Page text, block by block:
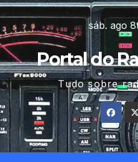
Skip
to
content
sáb. ago
Portal do
Tudo sobre